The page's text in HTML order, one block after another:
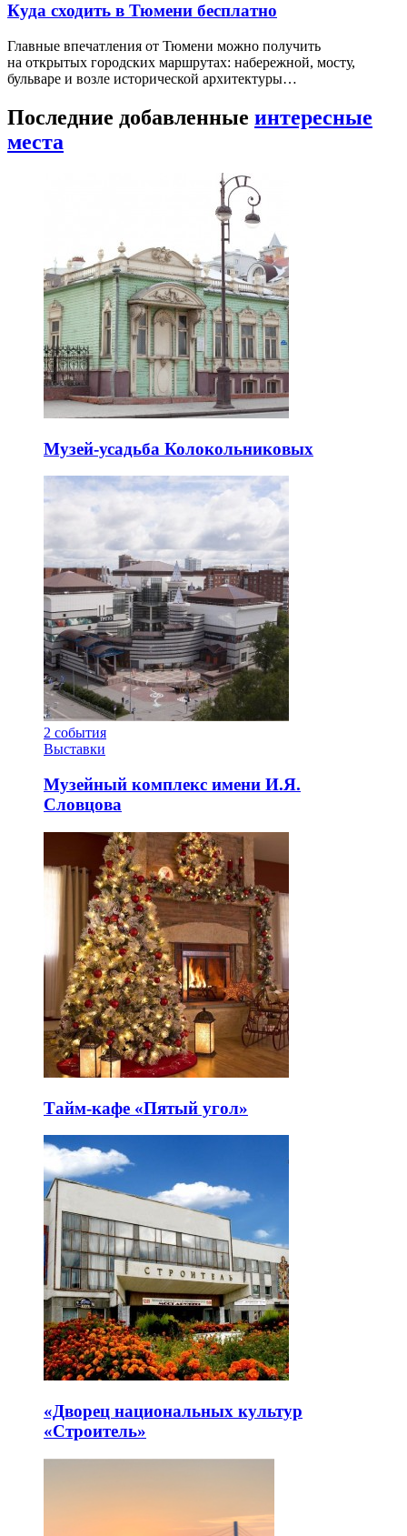
Куда сходить в Тюмени бесплатно
Главные впечатления от Тюмени можно получить
на открытых городских маршрутах: набережной, мосту,
бульваре и возле исторической архитектуры…
Последние добавленные интересные
места
Музей-усадьба Колокольниковых
2 события
Выставки
Музейный комплекс имени И.Я.
Словцова
Тайм-кафе «Пятый угол»
«Дворец национальных культур
«Строитель»